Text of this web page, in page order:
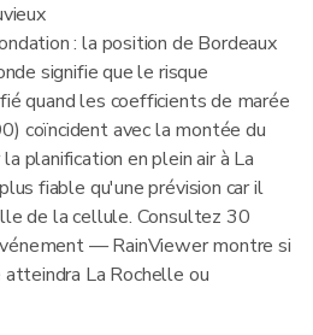
: la position de Bordeaux
signifie que le risque
quand les coefficients de marée
coïncident avec la montée du
planification en plein air à La
fiable qu'une prévision car il
de la cellule. Consultez 30
— RainViewer montre si
La Rochelle ou